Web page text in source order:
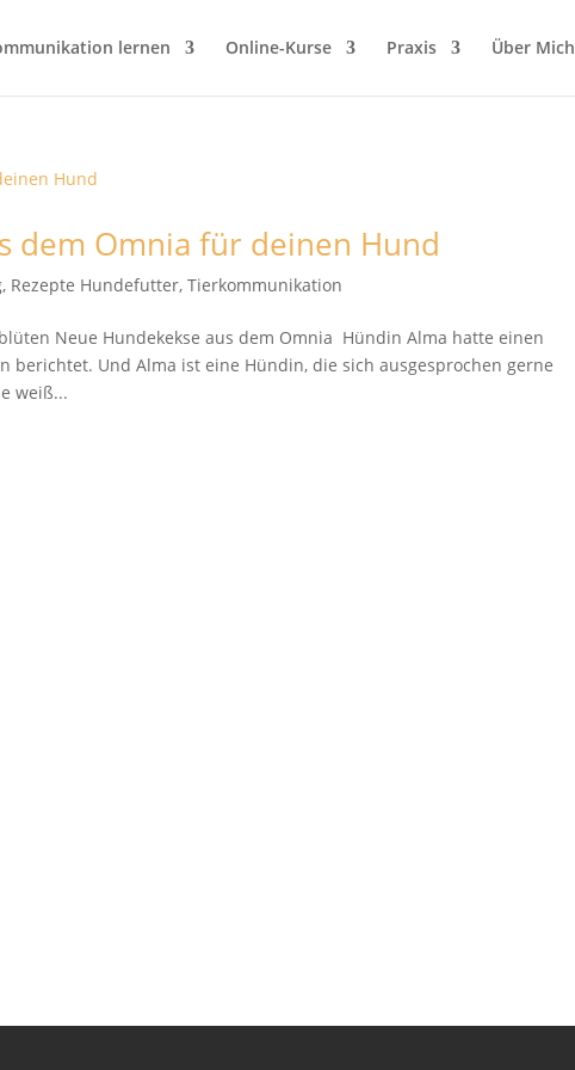
lernen Online-Kurse Praxis Über Mich
dem Omnia für deinen Hund
, Rezepte Hundefutter,Tierkommunikation
Neue Hundekekse aus dem Omnia Hündin Alma hatte einen
berichtet. Und Alma ist eine Hündin, die sich ausgesprochen gerne
weiß...